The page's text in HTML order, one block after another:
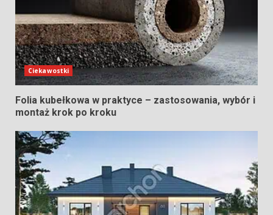
Ciekawostki
Folia kubełkowa w praktyce – zastosowania, wybór i
montaż krok po kroku